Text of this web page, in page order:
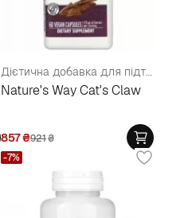
Дієтична добавка для підтримки імунітету "Котячий кіготь", 175 мг
Nature's Way Cat's Claw
857₴921₴
-7%